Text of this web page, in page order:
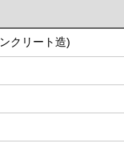
クリート造)